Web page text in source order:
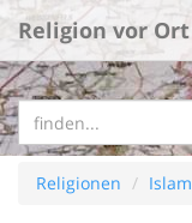
Religion vor Ort
Religionen Islam